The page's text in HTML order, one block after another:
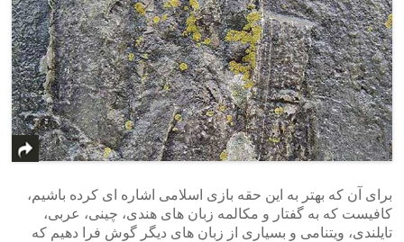
برای آن که بهتر به این حقه بازی اسلامی اشاره ای کرده باشیم،
کافیست که به گفتار و مکالمه زبان های هندی، چینی، عربی،
تایلندی، ویتنامی و بسیاری از زبان های دیگر گوش فرا دهیم که